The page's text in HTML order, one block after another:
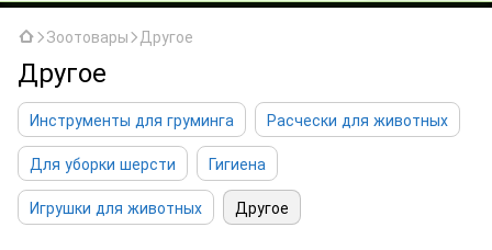
Зоотовары Другое
Другое
Инструменты для груминга
Расчески для животных
Для уборки шерсти
Гигиена
Игрушки для животных
Другое